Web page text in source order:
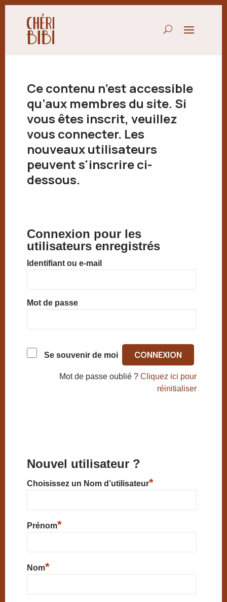
Ce contenu n’est accessible
qu’aux membres du site. Si
vous êtes inscrit, veuillez
vous connecter. Les
nouveaux utilisateurs
peuvent s'inscrire ci-
dessous.
Connexion pour les
utilisateurs enregistrés
Identifiant ou e-mail
Mot de passe
Se souvenir de moi
Mot de passe oublié ?Cliquez ici pour
réinitialiser
Nouvel utilisateur ?
Choisissez un Nom d’utilisateur*
Prénom*
Nom*